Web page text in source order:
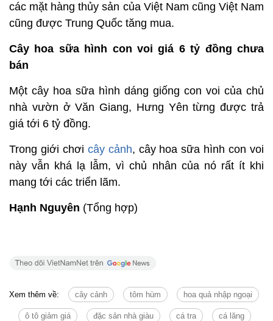
các mặt hàng thủy sản của Việt Nam cũng Việt Nam
cũng được Trung Quốc tăng mua.
Cây hoa sữa hình con voi giá 6 tỷ đồng chưa
bán
Một cây hoa sữa hình dáng giống con voi của chủ
nhà vườn ở Văn Giang, Hưng Yên từng được trả
giá tới 6 tỷ đồng.
Trong giới chơi cây cảnh, cây hoa sữa hình con voi
này vẫn khá lạ lẫm, vì chủ nhân của nó rất ít khi
mang tới các triển lãm.
Hạnh Nguyên (Tổng hợp)
Xem thêm về: cây cảnh tôm hùm hoa quả nhập ngoại
ô tô giảm giá đặc sản nhà giàu cá tra cá lăng